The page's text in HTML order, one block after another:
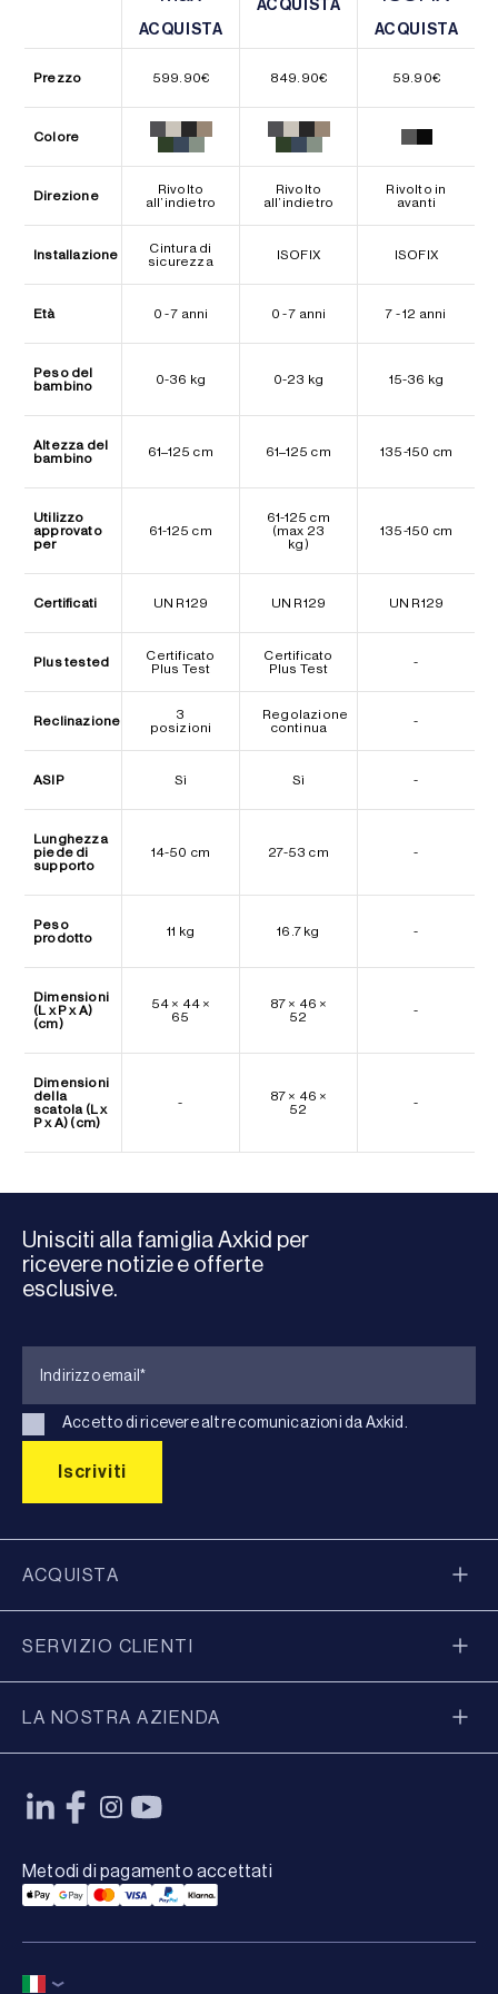
ACQUISTA
ACQUISTA
ACQUISTA
ACQUISTA
ACQUISTA
Prezzo 599.90€ 849.90€ 59.90€
Colore
Direzione
Rivolto
all’indietro
Rivolto
all’indietro
Rivolto in
avanti
Installazione
Cintura di
sicurezza
ISOFIX ISOFIX
Età 0 - 7 anni 0 - 7 anni 7 - 12 anni
Peso del
bambino
0-36 kg 0-23 kg 15-36 kg
Altezza del
bambino
61–125 cm 61–125 cm 135-150 cm
Utilizzo
approvato
per
61-125 cm
61-125 cm
(max 23
kg)
135-150 cm
Certificati UN R129 UN R129 UN R129
Plus tested
Certificato
Plus Test
Certificato
Plus Test
-
Reclinazione
3
posizioni
Regolazione
continua
-
ASIP Sì Sì -
Lunghezza
piede di
supporto
14-50 cm 27-53 cm -
Peso
prodotto
11 kg 16.7 kg -
Dimensioni
(L x P x A)
(cm)
54 × 44 ×
65
87 × 46 ×
52
-
Dimensioni
della
scatola (L x
P x A) (cm)
-
87 × 46 ×
52
-
Unisciti alla famiglia Axkid per
ricevere notizie e offerte
esclusive.
Accetto di ricevere altre comunicazioni da Axkid.
ACQUISTA
SERVIZIO CLIENTI
LA NOSTRA AZIENDA
Metodi di pagamento accettati
Applepay Payment
Googlepay Payment
Mastercard Payment
Visa Payment
Paypal Payment
Klarna Payment